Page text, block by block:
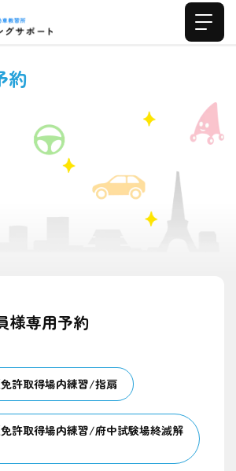
約
様専用予約
免許取得場内練習/指扇
免許取得場内練習/府中試験場終滅解